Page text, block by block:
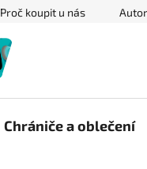
Proč koupit u nás
Chrániče a oblečení